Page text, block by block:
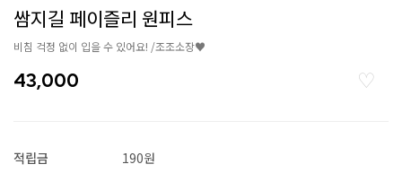
쌈지길 페이즐리 원피스
비침 걱정 없이 입을 수 있어요! /조조소장♥
43,000
적립금
190원